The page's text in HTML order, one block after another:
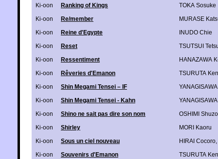
Ki-oon
Ranking of Kings
TOKA Sosuke
Ki-oon
Re/member
MURASE
Ki-oon
Reine d'Egypte
INUDO Chie
Ki-oon
Reset
TSUTSUI
Ki-oon
Ressentiment
HANAZAWA
Ki-oon
Rêveries d'Emanon
TSURUTA
Ki-oon
Shin Megami Tensei – IF
Ki-oon
Shin Megami Tensei - Kahn
Ki-oon
Shino ne sait pas dire son nom
OSHIMI Shuzo
Ki-oon
Shirley
MORI Kaoru
Ki-oon
Sous un ciel nouveau HIRAI Cocoro,
Ki-oon
Souvenirs d'Emanon
TSURUTA